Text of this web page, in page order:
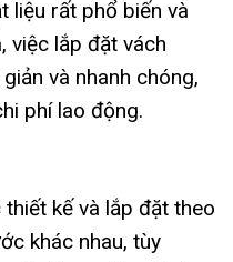
liệu rất phổ biến và
việc lắp đặt vách
và nhanh chóng,
phí lao động.
kế và lắp đặt theo
khác nhau, tùy